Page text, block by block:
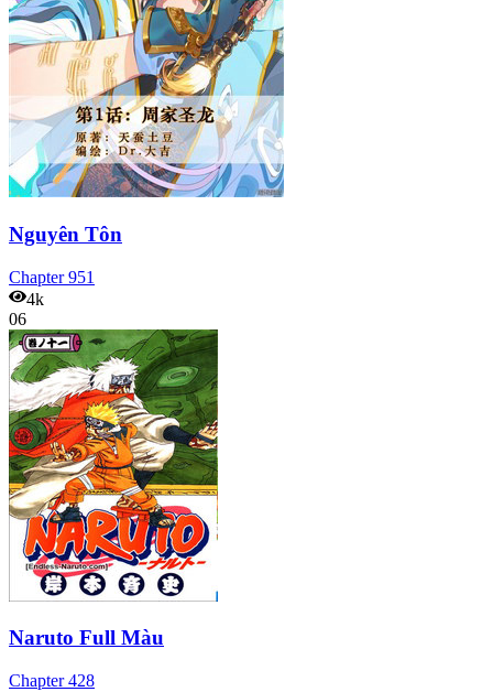
Nguyên Tôn
Chapter951
4k
06
Naruto Full Màu
Chapter428